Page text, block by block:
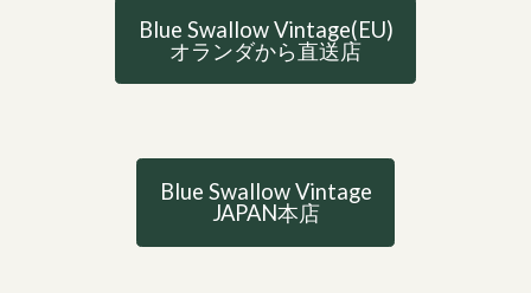
Blue Swallow Vintage(EU)
オランダから直送店
Blue Swallow Vintage
JAPAN本店